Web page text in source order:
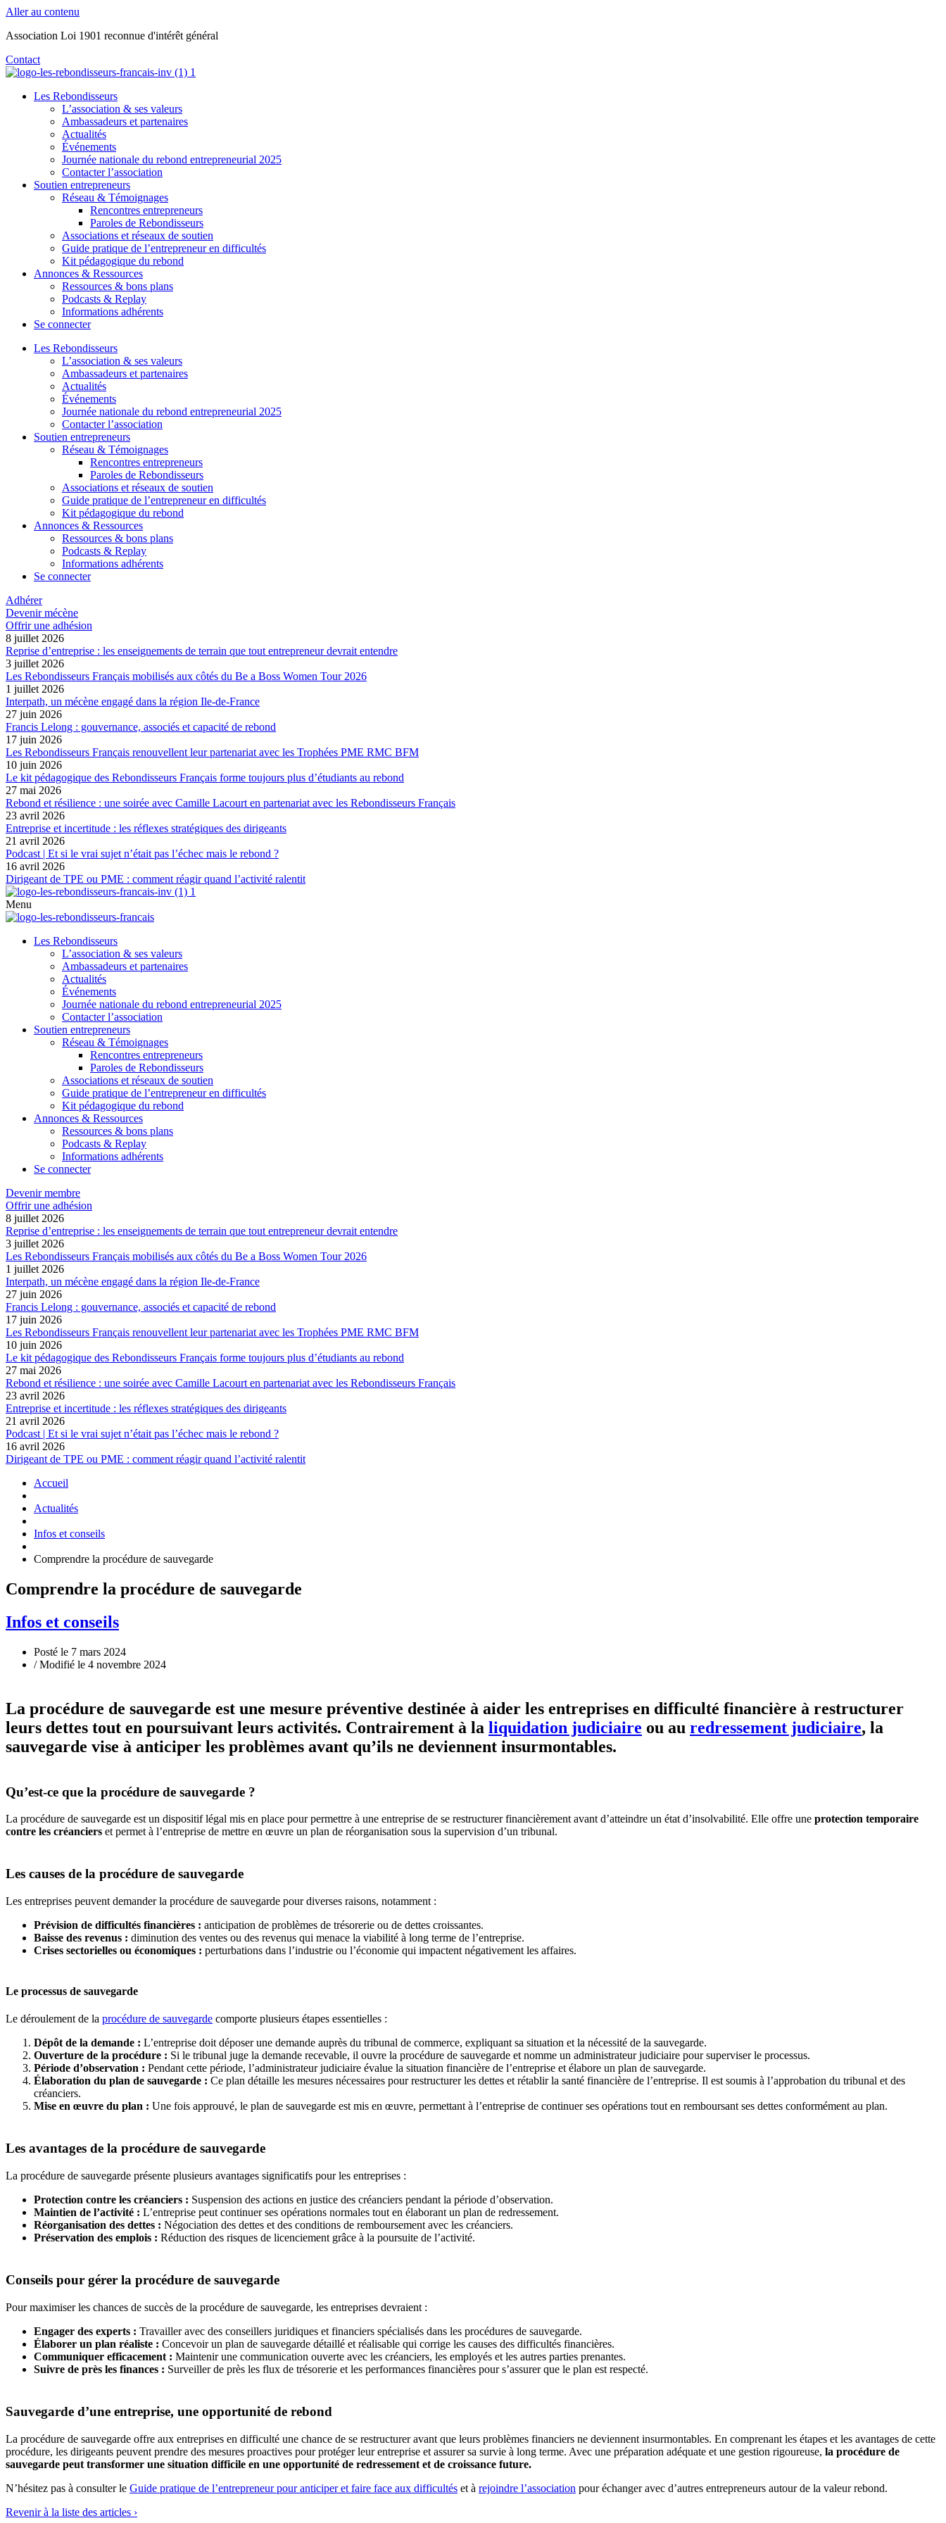
Aller au contenu
Association Loi 1901 reconnue d'intérêt général
Contact
Les Rebondisseurs
L’association & ses valeurs
Ambassadeurs et partenaires
Actualités
Événements
Journée nationale du rebond entrepreneurial 2025
Contacter l’association
Soutien entrepreneurs
Réseau & Témoignages
Rencontres entrepreneurs
Paroles de Rebondisseurs
Associations et réseaux de soutien
Guide pratique de l’entrepreneur en difficultés
Kit pédagogique du rebond
Annonces & Ressources
Ressources & bons plans
Podcasts & Replay
Informations adhérents
Se connecter
Les Rebondisseurs
L’association & ses valeurs
Ambassadeurs et partenaires
Actualités
Événements
Journée nationale du rebond entrepreneurial 2025
Contacter l’association
Soutien entrepreneurs
Réseau & Témoignages
Rencontres entrepreneurs
Paroles de Rebondisseurs
Associations et réseaux de soutien
Guide pratique de l’entrepreneur en difficultés
Kit pédagogique du rebond
Annonces & Ressources
Ressources & bons plans
Podcasts & Replay
Informations adhérents
Se connecter
Adhérer
Devenir mécène
Offrir une adhésion
8 juillet 2026
Reprise d’entreprise : les enseignements de terrain que tout entrepreneur devrait entendre
3 juillet 2026
Les Rebondisseurs Français mobilisés aux côtés du Be a Boss Women Tour 2026
1 juillet 2026
Interpath, un mécène engagé dans la région Ile-de-France
27 juin 2026
Francis Lelong : gouvernance, associés et capacité de rebond
17 juin 2026
Les Rebondisseurs Français renouvellent leur partenariat avec les Trophées PME RMC BFM
10 juin 2026
Le kit pédagogique des Rebondisseurs Français forme toujours plus d’étudiants au rebond
27 mai 2026
Rebond et résilience : une soirée avec Camille Lacourt en partenariat avec les Rebondisseurs Français
23 avril 2026
Entreprise et incertitude : les réflexes stratégiques des dirigeants
21 avril 2026
Podcast | Et si le vrai sujet n’était pas l’échec mais le rebond ?
16 avril 2026
Dirigeant de TPE ou PME : comment réagir quand l’activité ralentit
Menu
Les Rebondisseurs
L’association & ses valeurs
Ambassadeurs et partenaires
Actualités
Événements
Journée nationale du rebond entrepreneurial 2025
Contacter l’association
Soutien entrepreneurs
Réseau & Témoignages
Rencontres entrepreneurs
Paroles de Rebondisseurs
Associations et réseaux de soutien
Guide pratique de l’entrepreneur en difficultés
Kit pédagogique du rebond
Annonces & Ressources
Ressources & bons plans
Podcasts & Replay
Informations adhérents
Se connecter
Devenir membre
Offrir une adhésion
8 juillet 2026
Reprise d’entreprise : les enseignements de terrain que tout entrepreneur devrait entendre
3 juillet 2026
Les Rebondisseurs Français mobilisés aux côtés du Be a Boss Women Tour 2026
1 juillet 2026
Interpath, un mécène engagé dans la région Ile-de-France
27 juin 2026
Francis Lelong : gouvernance, associés et capacité de rebond
17 juin 2026
Les Rebondisseurs Français renouvellent leur partenariat avec les Trophées PME RMC BFM
10 juin 2026
Le kit pédagogique des Rebondisseurs Français forme toujours plus d’étudiants au rebond
27 mai 2026
Rebond et résilience : une soirée avec Camille Lacourt en partenariat avec les Rebondisseurs Français
23 avril 2026
Entreprise et incertitude : les réflexes stratégiques des dirigeants
21 avril 2026
Podcast | Et si le vrai sujet n’était pas l’échec mais le rebond ?
16 avril 2026
Dirigeant de TPE ou PME : comment réagir quand l’activité ralentit
Accueil
Actualités
Infos et conseils
Comprendre la procédure de sauvegarde
Comprendre la procédure de sauvegarde
Infos et conseils
Posté le 7 mars 2024
/ Modifié le 4 novembre 2024
La procédure de sauvegarde est une mesure préventive destinée à aider les entreprises en difficulté financière à restructurer
leurs dettes tout en poursuivant leurs activités. Contrairement à la liquidation judiciaire ou au redressement judiciaire, la
sauvegarde vise à anticiper les problèmes avant qu’ils ne deviennent insurmontables.
Qu’est-ce que la procédure de sauvegarde ?
La procédure de sauvegarde est un dispositif légal mis en place pour permettre à une entreprise de se restructurer financièrement avant d’atteindre un état d’insolvabilité. Elle offre une protection temporaire
contre les créanciers et permet à l’entreprise de mettre en œuvre un plan de réorganisation sous la supervision d’un tribunal.
Les causes de la procédure de sauvegarde
Les entreprises peuvent demander la procédure de sauvegarde pour diverses raisons, notamment :
Prévision de difficultés financières : anticipation de problèmes de trésorerie ou de dettes croissantes.
Baisse des revenus : diminution des ventes ou des revenus qui menace la viabilité à long terme de l’entreprise.
Crises sectorielles ou économiques : perturbations dans l’industrie ou l’économie qui impactent négativement les affaires.
Le processus de sauvegarde
Le déroulement de la procédure de sauvegarde comporte plusieurs étapes essentielles :
Dépôt de la demande : L’entreprise doit déposer une demande auprès du tribunal de commerce, expliquant sa situation et la nécessité de la sauvegarde.
Ouverture de la procédure : Si le tribunal juge la demande recevable, il ouvre la procédure de sauvegarde et nomme un administrateur judiciaire pour superviser le processus.
Période d’observation : Pendant cette période, l’administrateur judiciaire évalue la situation financière de l’entreprise et élabore un plan de sauvegarde.
Élaboration du plan de sauvegarde : Ce plan détaille les mesures nécessaires pour restructurer les dettes et rétablir la santé financière de l’entreprise. Il est soumis à l’approbation du tribunal et des
créanciers.
Mise en œuvre du plan : Une fois approuvé, le plan de sauvegarde est mis en œuvre, permettant à l’entreprise de continuer ses opérations tout en remboursant ses dettes conformément au plan.
Les avantages de la procédure de sauvegarde
La procédure de sauvegarde présente plusieurs avantages significatifs pour les entreprises :
Protection contre les créanciers : Suspension des actions en justice des créanciers pendant la période d’observation.
Maintien de l’activité : L’entreprise peut continuer ses opérations normales tout en élaborant un plan de redressement.
Réorganisation des dettes : Négociation des dettes et des conditions de remboursement avec les créanciers.
Préservation des emplois : Réduction des risques de licenciement grâce à la poursuite de l’activité.
Conseils pour gérer la procédure de sauvegarde
Pour maximiser les chances de succès de la procédure de sauvegarde, les entreprises devraient :
Engager des experts : Travailler avec des conseillers juridiques et financiers spécialisés dans les procédures de sauvegarde.
Élaborer un plan réaliste : Concevoir un plan de sauvegarde détaillé et réalisable qui corrige les causes des difficultés financières.
Communiquer efficacement : Maintenir une communication ouverte avec les créanciers, les employés et les autres parties prenantes.
Suivre de près les finances : Surveiller de près les flux de trésorerie et les performances financières pour s’assurer que le plan est respecté.
Sauvegarde d’une entreprise, une opportunité de rebond
La procédure de sauvegarde offre aux entreprises en difficulté une chance de se restructurer avant que leurs problèmes financiers ne deviennent insurmontables. En comprenant les étapes et les avantages de cette
procédure, les dirigeants peuvent prendre des mesures proactives pour protéger leur entreprise et assurer sa survie à long terme. Avec une préparation adéquate et une gestion rigoureuse, la procédure de
sauvegarde peut transformer une situation difficile en une opportunité de redressement et de croissance future.
N’hésitez pas à consulter le Guide pratique de l’entrepreneur pour anticiper et faire face aux difficultés et à rejoindre l’association pour échanger avec d’autres entrepreneurs autour de la valeur rebond.
Revenir à la liste des articles ›